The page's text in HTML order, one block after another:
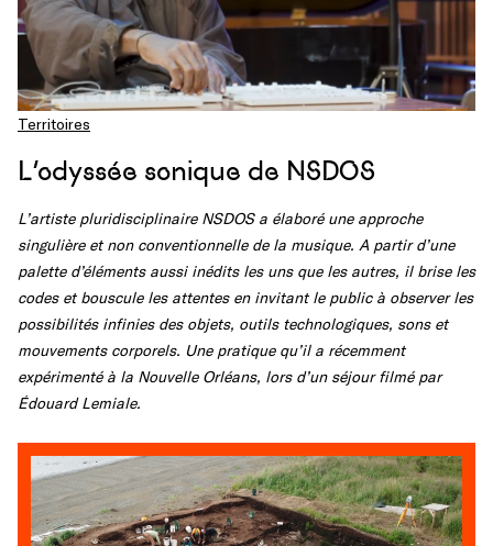
Territoires
L’odyssée sonique de NSDOS
L’artiste pluridisciplinaire NSDOS a élaboré une approche
singulière et non conventionnelle de la musique. A partir d’une
palette d’éléments aussi inédits les uns que les autres, il brise les
codes et bouscule les attentes en invitant le public à observer les
possibilités infinies des objets, outils technologiques, sons et
mouvements corporels. Une pratique qu’il a récemment
expérimenté à la Nouvelle Orléans, lors d’un séjour filmé par
Édouard Lemiale.